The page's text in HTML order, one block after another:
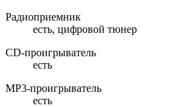
Радиоприемник
есть, цифровой тюнер
CD-проигрыватель
есть
MP3-проигрыватель
есть